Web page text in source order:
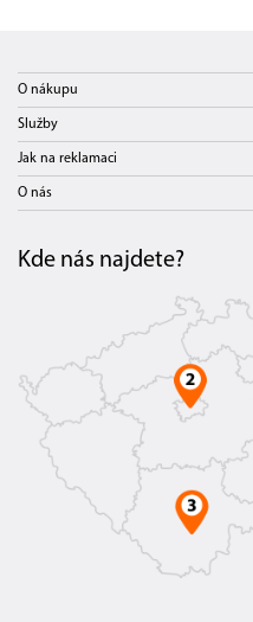
O nákupu
Služby
Jak na reklamaci
O nás
Kde nás najdete?